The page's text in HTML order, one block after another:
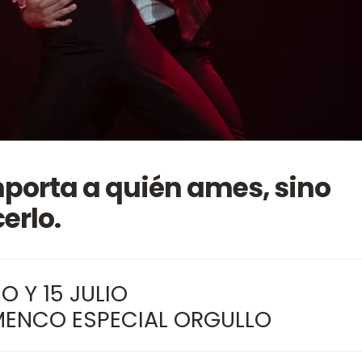
a quién ames, sino
Y 15 JULIO
ESPECIAL ORGULLO